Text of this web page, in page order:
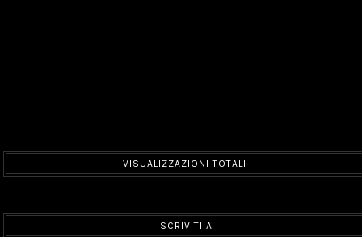
VISUALIZZAZIONI TOTALI
ISCRIVITI A